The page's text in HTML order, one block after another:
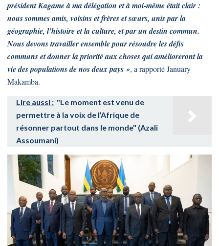
président Kagame à ma délégation et à moi-même était clair :
nous sommes amis, voisins et frères et sœurs, unis par la
géographie, l’histoire et la culture, et par un destin commun.
Nous devons travailler ensemble pour résoudre les défis
communs et donner la priorité aux choses qui amélioreront la
vie des populations de nos deux pays », a rapporté January
Makamba.
Lire aussi : "Le moment est venu de
permettre à la voix de l’Afrique de
résonner partout dans le monde" (Azali
Assoumani)